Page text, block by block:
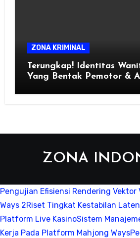
ZONA KRIMINAL
Terungkap! Identitas
Yang Bentak Pemotor &
ZONA
Pengujian Efisiensi Rendering Vektor
Ways 2Riset Tingkat Kestabilan
Platform Live KasinoSistem
Kerja Pada Platform Mahjong Ways